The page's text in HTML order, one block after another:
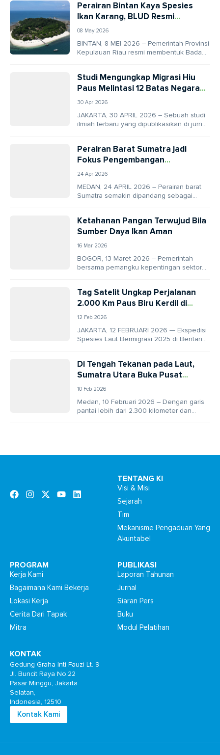
Perairan Bintan Kaya Spesies
Ikan Karang, BLUD Resmi
Dibentuk
08 May 2026
BINTAN, 8 MEI 2026 – Pemerintah Provinsi
Kepulauan Riau resmi membentuk Badan
Studi Mengungkap Migrasi Hiu
Paus Melintasi 12 Batas Negara
dan Laut Internasional
30 Apr 2026
JAKARTA, 30 APRIL 2026 – Sebuah studi
ilmiah terbaru yang dipublikasikan di jurnal
Perairan Barat Sumatra jadi
Fokus Pengembangan
Konservasi Laut Skala Besar
24 Apr 2026
MEDAN, 24 APRIL 2026 – Perairan barat
Sumatra semakin dipandang sebagai
Ketahanan Pangan Terwujud Bila
Sumber Daya Ikan Aman
16 Mar 2026
BOGOR, 13 Maret 2026 – Pemerintah
bersama pemangku kepentingan sektor
Tag Satelit Ungkap Perjalanan
2.000 Km Paus Biru Kerdil di
Indonesia
12 Feb 2026
JAKARTA, 12 FEBRUARI 2026 — Ekspedisi
Spesies Laut Bermigrasi 2025 di Bentang
Di Tengah Tekanan pada Laut,
Sumatra Utara Buka Pusat
Edukasi Kelautan Pertama
10 Feb 2026
Medan, 10 Februari 2026 – Dengan garis
pantai lebih dari 2.300 kilometer dan
TENTANG KI
Visi & Misi
Sejarah
Tim
Mekanisme Pengaduan Yang
Akuntabel
PROGRAM
Kerja Kami
Bagaimana Kami Bekerja
Lokasi Kerja
Cerita Dari Tapak
Mitra
PUBLIKASI
Laporan Tahunan
Jurnal
Siaran Pers
Buku
Modul Pelatihan
KONTAK
Gedung Graha Inti Fauzi Lt. 9
Jl. Buncit Raya No.22
Pasar Minggu, Jakarta
Selatan,
Indonesia, 12510
Kontak Kami